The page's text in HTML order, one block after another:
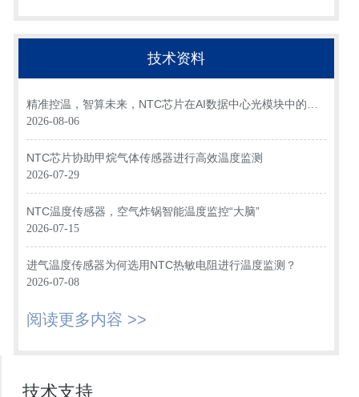
技术资料
精准控温，智算未来，NTC芯片在AI数据中心光模块中的关
键应用
2026-08-06
NTC芯片协助甲烷气体传感器进行高效温度监测
2026-07-29
NTC温度传感器，空气炸锅智能温度监控“大脑”
2026-07-15
进气温度传感器为何选用NTC热敏电阻进行温度监测？
2026-07-08
阅读更多内容 >>
技术支持